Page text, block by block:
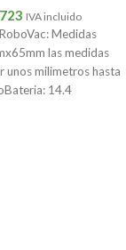
IVA incluido
Medidas
las medidas
unos milimetros hasta
14.4
RoboVac 11